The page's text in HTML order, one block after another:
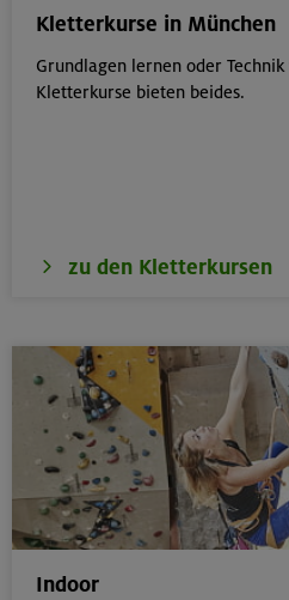
Kletterkurse in München
Grundlagen lernen oder
Kletterkurse bieten beides.
zu den Kletterkursen
Indoor